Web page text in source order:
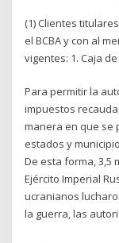
(1) Clientes
el BCBA y con al
vigentes: 1. Caja
Para permitir la
impuestos
manera en que se
estados y
De esta forma, 3,5
Ejército Imperial
ucranianos
la guerra, las